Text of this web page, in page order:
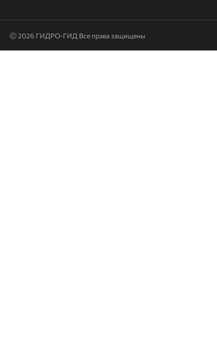
Ⓒ 2026 ГИДРО-ГИД Все права защищены